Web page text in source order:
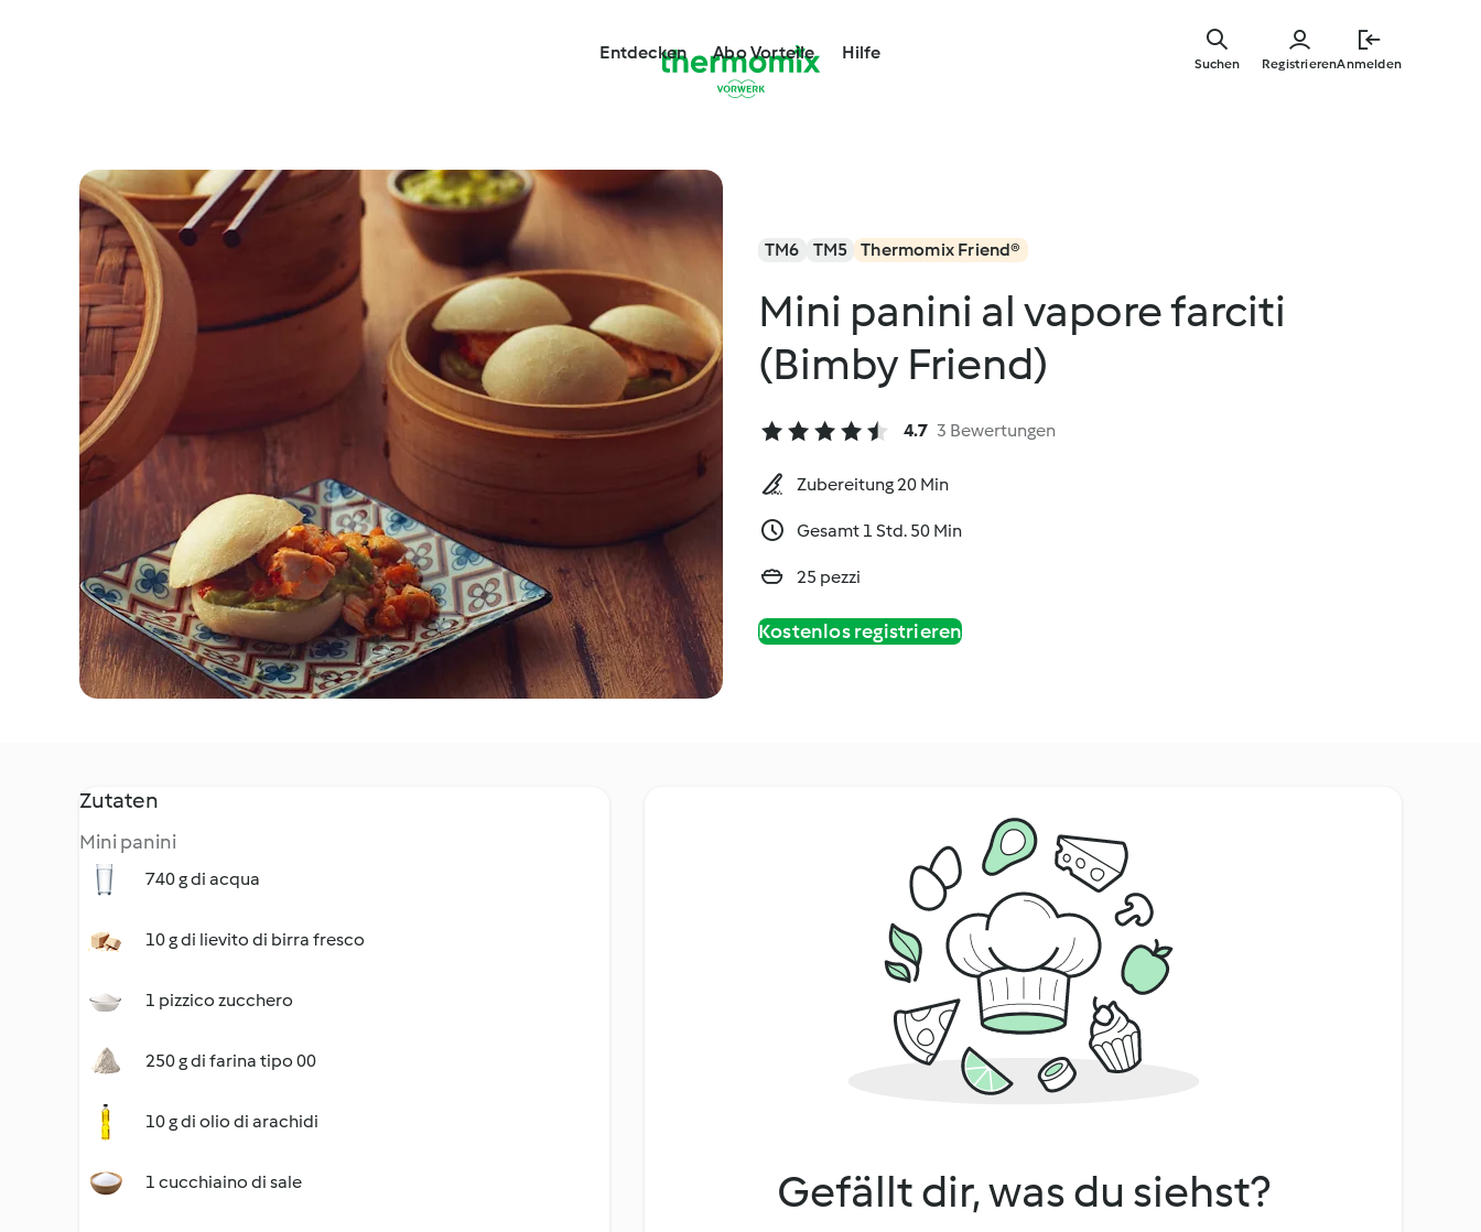
Entdecken Abo Vorteile Hilfe
RegistrierenAnmelden
Suchen
TM6 TM5 Thermomix Friend®
Mini panini al vapore farciti
(Bimby Friend)
4.7 3 Bewertungen
Zubereitung 20 Min
Gesamt 1 Std. 50 Min
25 pezzi
Kostenlos registrieren
Zutaten
Mini panini
740 g di acqua
10 g di lievito di birra fresco
1 pizzico zucchero
250 g di farina tipo 00
10 g di olio di arachidi
1 cucchiaino di sale Gefällt dir, was du siehst?